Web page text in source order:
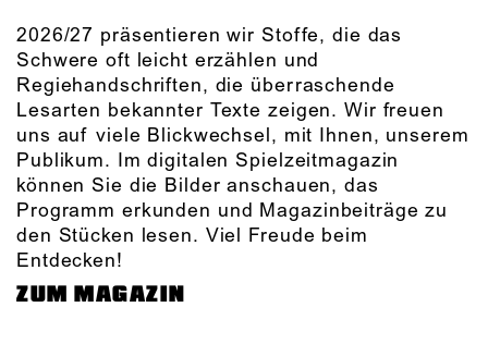
2026/27 präsentieren wir Stoffe, die das
Schwere oft leicht erzählen und
Regiehandschriften, die überraschende
Lesarten bekannter Texte zeigen. Wir freuen
uns auf viele Blickwechsel, mit Ihnen, unserem
Publikum. Im digitalen Spielzeitmagazin
können Sie die Bilder anschauen, das
Programm erkunden und Magazinbeiträge zu
den Stücken lesen. Viel Freude beim
Entdecken!
ZUM MAGAZIN